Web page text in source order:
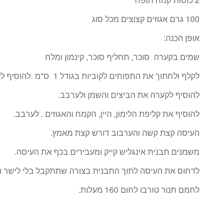
100 גרם אגוזים קצוצים מכל סוג
אופן הכנה:
שמים בקערה סוכר, תחליף סוכר, קינמון ומלח
לקלף ולחתוך את התפוחים לקוביות בגודל 1 ס"מ .להוסיף לקערה ולערבב
להוסיף לקערה את הביצים והשמן ולערבב.
להוסיף את קליפת הלימון, היין, הקמח והאגוזים . לערבב.
העיסה קצת קשה והערבוב דורש קצת מאמץ.
משמנים תבנית אינגליש קייק ומעבירים בכף את העיסה.
לדחוס את העיסה לתוך התבנית בצורה שתתקבל בלי לישר
לחמם תנור טורבו לחום 160 מעלות.